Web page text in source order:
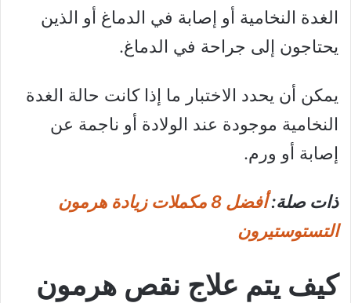
الغدة النخامية أو إصابة في الدماغ أو الذين
يحتاجون إلى جراحة في الدماغ.
يمكن أن يحدد الاختبار ما إذا كانت حالة الغدة
النخامية موجودة عند الولادة أو ناجمة عن
إصابة أو ورم.
ذات صلة:
أفضل 8 مكملات زيادة هرمون
التستوستيرون
كيف يتم علاج نقص هرمون